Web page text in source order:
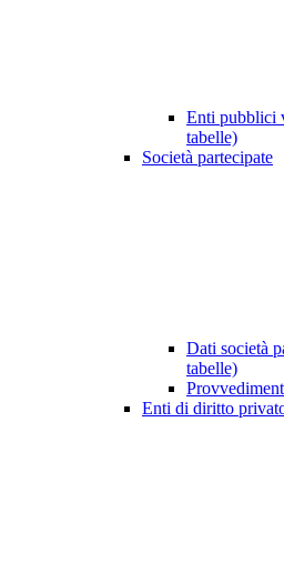
Enti pubblici
tabelle)
Società partecipate
Dati società
tabelle)
Enti di diritto